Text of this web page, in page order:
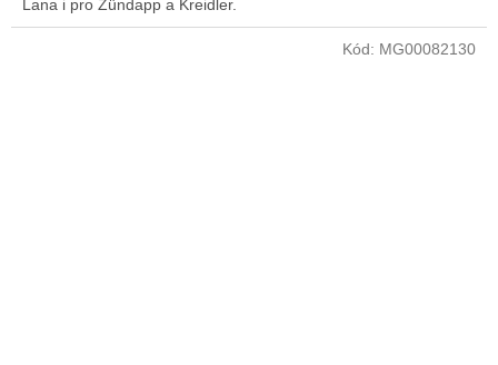
Lana i pro Zündapp a Kreidler.
Kód: MG00082130